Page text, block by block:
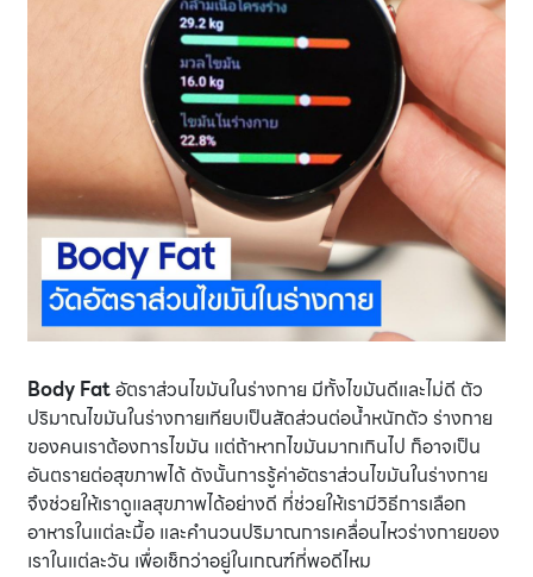
Body Fatอัตราส่วนไขมันในร่างกาย มีทั้งไขมันดีและไม่ดี ตัว
ปริมาณไขมันในร่างกายเทียบเป็นสัดส่วนต่อน้ำหนักตัว ร่างกาย
ของคนเราต้องการไขมัน แต่ถ้าหากไขมันมากเกินไป ก็อาจเป็น
อันตรายต่อสุขภาพได้ ดังนั้นการรู้ค่าอัตราส่วนไขมันในร่างกาย
จึงช่วยให้เราดูแลสุขภาพได้อย่างดี ที่ช่วยให้เรามีวิธีการเลือก
อาหารในแต่ละมื้อ และคำนวนปริมาณการเคลื่อนไหวร่างกายของ
เราในแต่ละวัน เพื่อเช็กว่าอยู่ในเกณฑ์ที่พอดีไหม